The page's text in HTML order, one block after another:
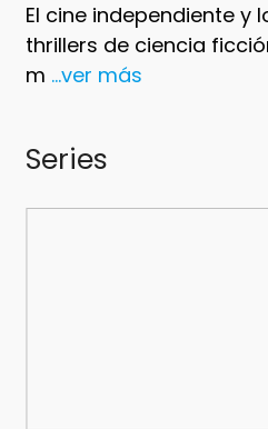
El cine independiente y
thrillers de ciencia
m ...ver más
Series